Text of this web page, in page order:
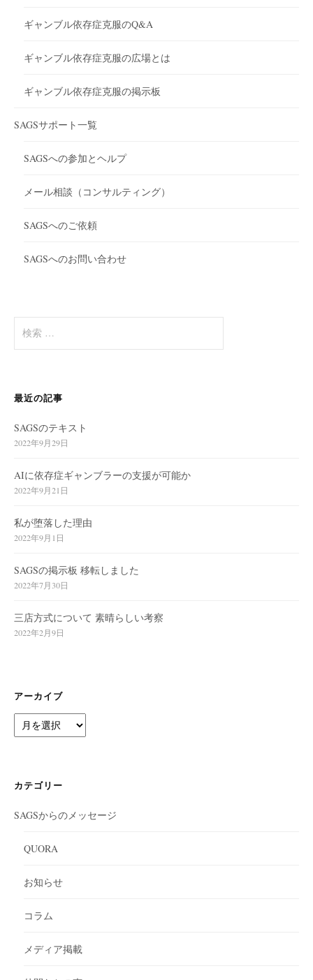
ギャンブル依存症克服のQ&A
ギャンブル依存症克服の広場とは
ギャンブル依存症克服の掲示板
SAGSサポート一覧
SAGSへの参加とヘルプ
メール相談（コンサルティング）
SAGSへのご依頼
SAGSへのお問い合わせ
索
最近の記事
SAGSのテキスト
2022年9月29日
AIに依存症ギャンブラーの支援が可能か
2022年9月21日
私が堕落した理由
2022年9月1日
SAGSの掲示板 移転しました
2022年7月30日
三店方式について 素晴らしい考察
2022年2月9日
アーカイブ
ー
ブ
カテゴリー
SAGSからのメッセージ
QUORA
お知らせ
コラム
メディア掲載